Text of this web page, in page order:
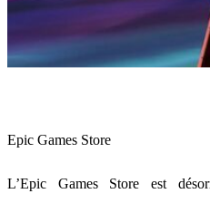
Epic Games Store
L’Epic Games Store est